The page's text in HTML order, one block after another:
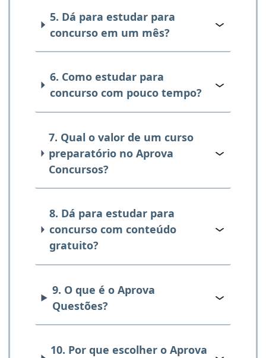
5. Dá para estudar para
concurso em um mês?
6. Como estudar para
concurso com pouco tempo?
7. Qual o valor de um curso
preparatório no Aprova
Concursos?
8. Dá para estudar para
concurso com conteúdo
gratuito?
9. O que é o Aprova
Questões?
10. Por que escolher o Aprova